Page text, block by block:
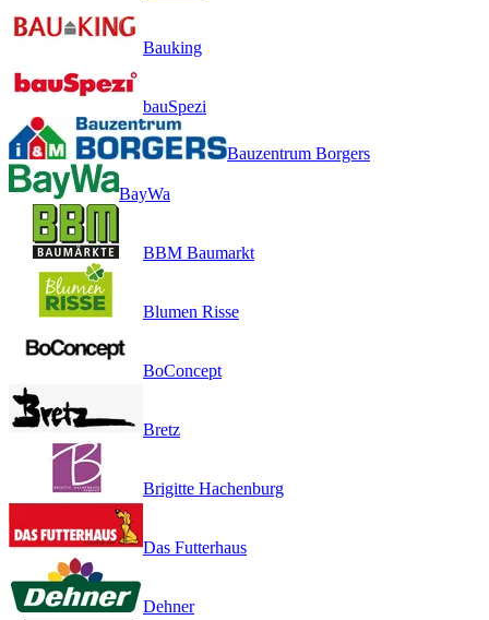
Bauking
bauSpezi
Bauzentrum Borgers
BayWa
BBM Baumarkt
Blumen Risse
BoConcept
Bretz
Brigitte Hachenburg
Das Futterhaus
Dehner